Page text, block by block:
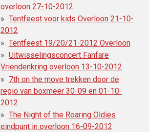
overloon 27-10-2012
Tentfeest voor kids Overloon 21-10-
2012
Tentfeest 19/20/21-2012 Overloon
Uitwisselingsconcert Fanfare
Vriendenkring overloon 13-10-2012
7th on the move trekken door de
regio van boxmeer 30-09 en 01-10-
2012
The Night of the Roaring Oldies
eindpunt in overloon 16-09-2012